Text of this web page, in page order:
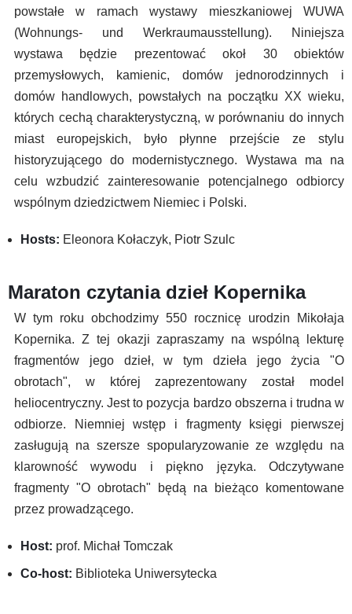
powstałe w ramach wystawy mieszkaniowej WUWA
(Wohnungs- und Werkraumausstellung). Niniejsza
wystawa będzie prezentować okoł 30 obiektów
przemysłowych, kamienic, domów jednorodzinnych i
domów handlowych, powstałych na początku XX wieku,
których cechą charakterystyczną, w porównaniu do innych
miast europejskich, było płynne przejście ze stylu
historyzującego do modernistycznego. Wystawa ma na
celu wzbudzić zainteresowanie potencjalnego odbiorcy
wspólnym dziedzictwem Niemiec i Polski.
Hosts: Eleonora Kołaczyk, Piotr Szulc
Maraton czytania dzieł Kopernika
W tym roku obchodzimy 550 rocznicę urodzin Mikołaja
Kopernika. Z tej okazji zapraszamy na wspólną lekturę
fragmentów jego dzieł, w tym dzieła jego życia "O
obrotach", w której zaprezentowany został model
heliocentryczny. Jest to pozycja bardzo obszerna i trudna w
odbiorze. Niemniej wstęp i fragmenty księgi pierwszej
zasługują na szersze spopularyzowanie ze względu na
klarowność wywodu i piękno języka. Odczytywane
fragmenty "O obrotach" będą na bieżąco komentowane
przez prowadzącego.
Host: prof. Michał Tomczak
Co-host: Biblioteka Uniwersytecka